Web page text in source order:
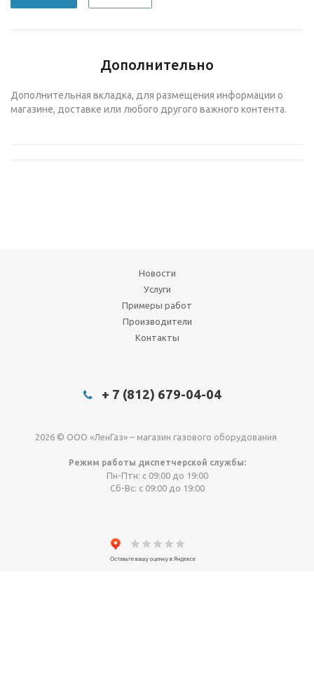
Дополнительно
Дополнительная вкладка, для размещения информации о
магазине, доставке или любого другого важного контента.
Новости
Услуги
Примеры работ
Производители
Контакты
+ 7 (812) 679-04-04
2026 © ООО «ЛенГаз» – магазин газового оборудования
Режим работы диспетчерской службы:
Пн-Птн: с 09:00 до 19:00
Сб-Вс: с 09:00 до 19:00